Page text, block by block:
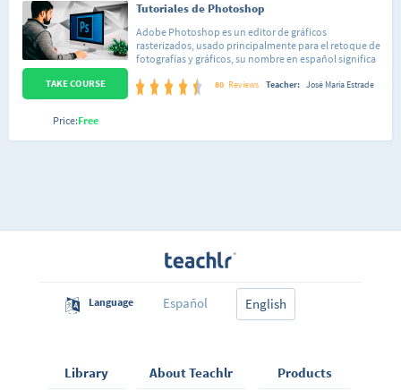
Tutoriales de Photoshop
Adobe Photoshop es un editor de gráficos
rasterizados, usado principalmente para el retoque de
fotografías y gráficos, su nombre en español significa
conformado por 34 lecciones de dificultad sencilla,
organizadas de forma tal que puedas seguir el curso
interesado en realizar sobre tu imagen. Cada lección
fotos, eliminar personas, crear elementos sobre tus
contraste, hasta hacerte más musculoso o más
80 Reviews Teacher: José María Estrade
TAKE COURSE
Price:Free
Language Español English
Library About Teachlr Products